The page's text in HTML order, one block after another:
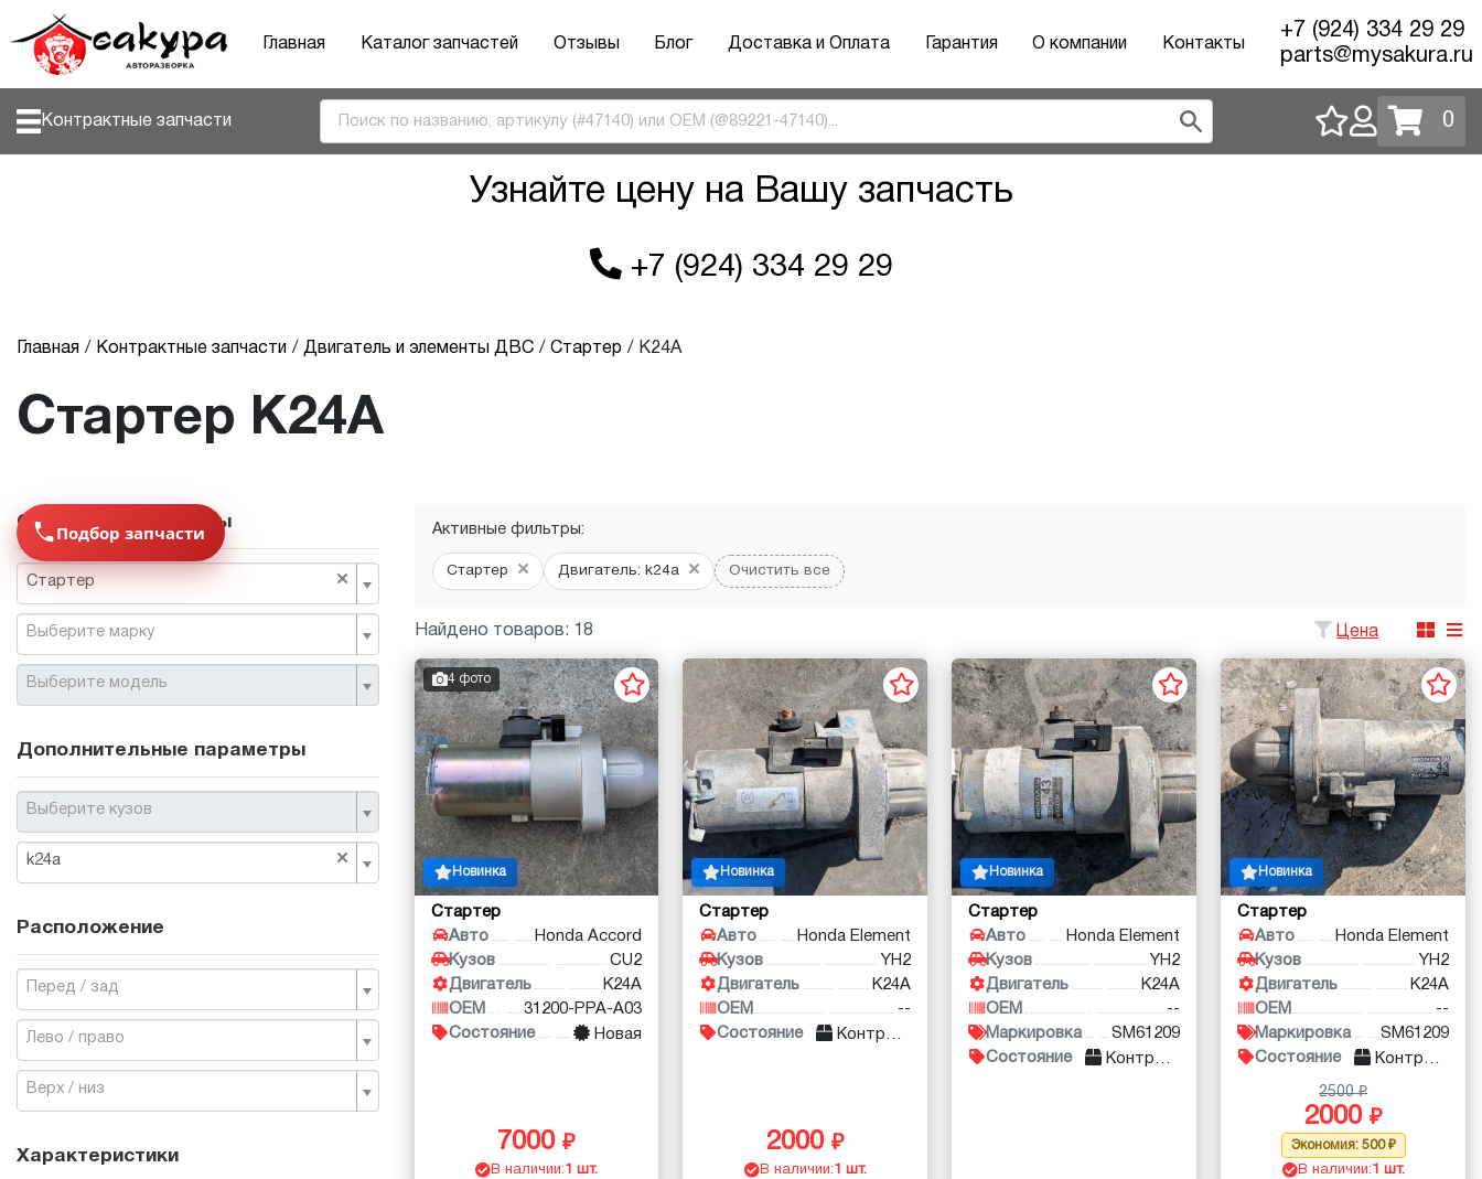
Главная Каталог запчастей Отзывы Блог Доставка и Оплата Гарантия О компании Контакты
+7 (924) 334 29 29
parts@mysakura.ru
Контрактные запчасти 0
Узнайте цену на Вашу запчасть
+7 (924) 334 29 29
Главная Контрактные запчасти Двигатель и элементы ДВС Стартер K24A
Стартер K24A
Основные параметры
×
Стартер
Выберите марку
Выберите модель
Дополнительные параметры
Выберите кузов
×
k24a
Расположение
Перед / зад
Лево / право
Верх / низ
Характеристики
Активные фильтры:
Стартер × Двигатель: k24a × Очистить все
Найдено товаров: 18 Цена
4 фото
Новинка
Стартер
Авто
Honda Accord
Кузов
CU2
Двигатель
K24A
OEM
31200-PPA-A03
Состояние
Новая
7000
В наличии: 1 шт.
Новинка
Стартер
Авто
Honda Element
Кузов
YH2
Двигатель
K24A
OEM
--
Состояние
Контракт
2000
В наличии: 1 шт.
Новинка
Стартер
Авто
Honda Element
Кузов
YH2
Двигатель
K24A
OEM
--
Маркировка
SM61209
Состояние
Контракт
Новинка
Стартер
Авто
Honda Element
Кузов
YH2
Двигатель
K24A
OEM
--
Маркировка
SM61209
Состояние
Контракт
2500
2000
Экономия: 500
В наличии: 1 шт.
Подбор запчасти